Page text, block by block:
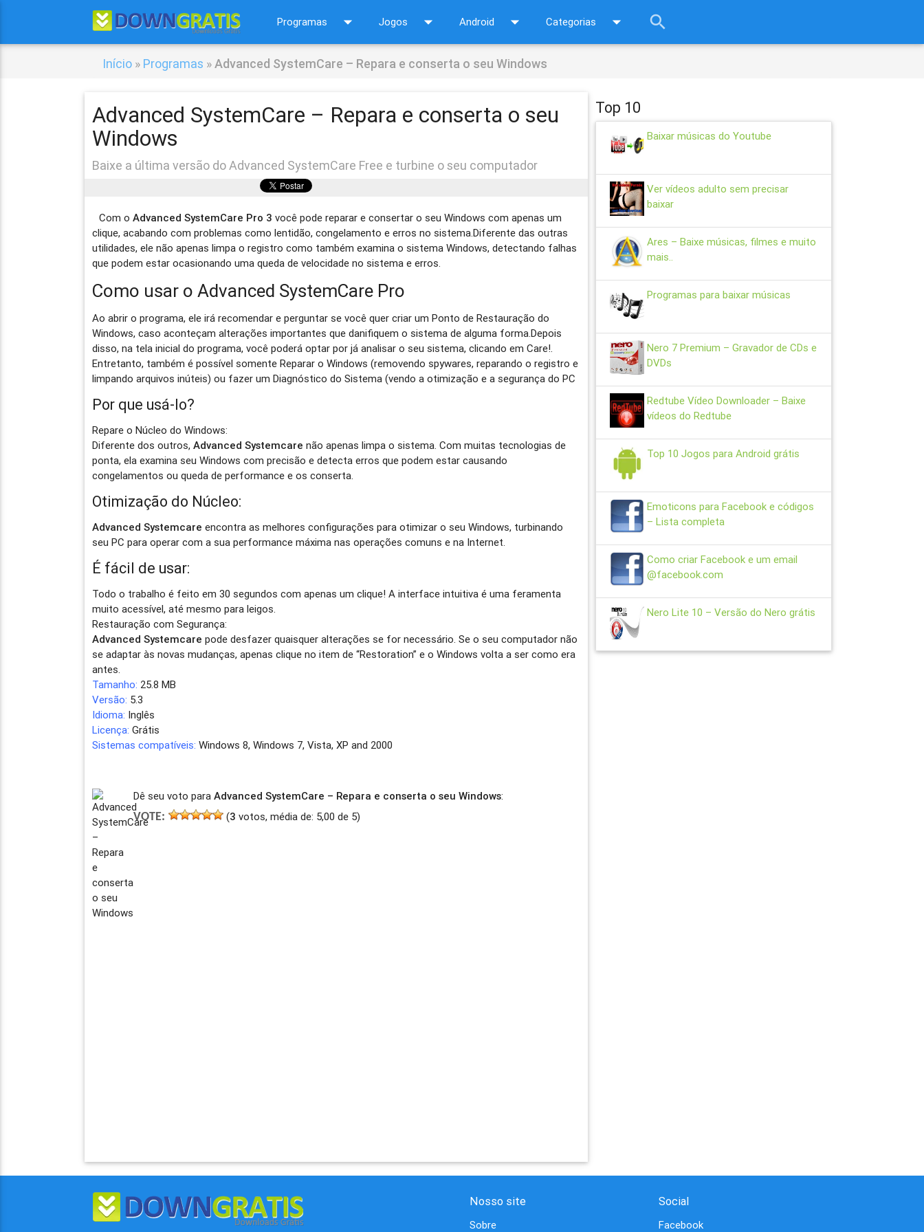
Programas arrow_drop_down Jogos arrow_drop_down Android arrow_drop_down Categorias arrow_drop_down search
Início » Programas »Advanced SystemCare – Repara e conserta o seu Windows
Advanced SystemCare – Repara e conserta o seu
Windows
Baixe a última versão do Advanced SystemCare Free e turbine o seu computador
Com oAdvanced SystemCare Pro 3 você pode reparar e consertar o seu Windows com apenas um
clique, acabando com problemas como lentidão, congelamento e erros no sistema.Diferente das outras
utilidades, ele não apenas limpa o registro como também examina o sistema Windows, detectando falhas
que podem estar ocasionando uma queda de velocidade no sistema e erros.
Como usar o Advanced SystemCare Pro
Ao abrir o programa, ele irá recomendar e perguntar se você quer criar um Ponto de Restauração do
Windows, caso aconteçam alterações importantes que danifiquem o sistema de alguma forma.Depois
disso, na tela inicial do programa, você poderá optar por já analisar o seu sistema, clicando em Care!.
Entretanto, também é possível somente Reparar o Windows (removendo spywares, reparando o registro e
limpando arquivos inúteis) ou fazer um Diagnóstico do Sistema (vendo a otimização e a segurança do PC
Por que usá-lo?
Repare o Núcleo do Windows:
Diferente dos outros,Advanced Systemcare não apenas limpa o sistema. Com muitas tecnologias de
ponta, ela examina seu Windows com precisão e detecta erros que podem estar causando
congelamentos ou queda de performance e os conserta.
Otimização do Núcleo:
Advanced Systemcare encontra as melhores configurações para otimizar o seu Windows, turbinando
seu PC para operar com a sua performance máxima nas operações comuns e na Internet.
É fácil de usar:
Todo o trabalho é feito em 30 segundos com apenas um clique! A interface intuitiva é uma feramenta
muito acessível, até mesmo para leigos.
Restauração com Segurança:
Advanced Systemcare pode desfazer quaisquer alterações se for necessário. Se o seu computador não
se adaptar às novas mudanças, apenas clique no item de “Restoration” e o Windows volta a ser como era
antes.
Tamanho: 25.8 MB
Versão: 5.3
Idioma: Inglês
Licença: Grátis
Sistemas compatíveis: Windows 8, Windows 7, Vista, XP and 2000
Dê seu voto paraAdvanced SystemCare – Repara e conserta o seu Windows:
VOTE:
(3 votos, média de: 5,00 de 5)
Top 10
Baixar músicas do Youtube
Ver vídeos adulto sem precisar
baixar
Ares – Baixe músicas, filmes e muito
mais..
Programas para baixar músicas
Nero 7 Premium – Gravador de CDs e
DVDs
Redtube Vídeo Downloader – Baixe
vídeos do Redtube
Top 10 Jogos para Android grátis
Emoticons para Facebook e códigos
– Lista completa
Como criar Facebook e um email
@facebook.com
Nero Lite 10 – Versão do Nero grátis
Nosso site
Sobre
Social
Facebook